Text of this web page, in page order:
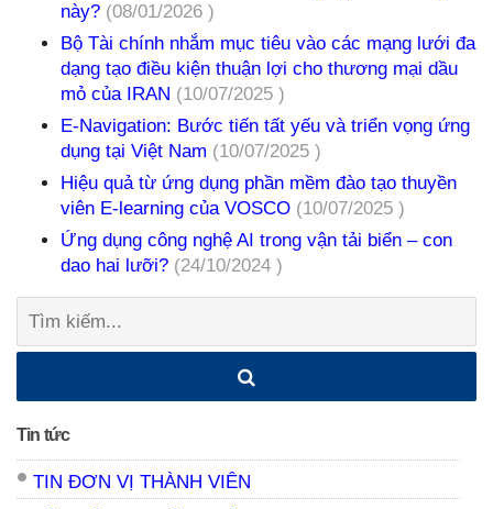
này? (08/01/2026 )
Bộ Tài chính nhắm mục tiêu vào các mạng lưới đa
dạng tạo điều kiện thuận lợi cho thương mại dầu
mỏ của IRAN (10/07/2025 )
E-Navigation: Bước tiến tất yếu và triển vọng ứng
dụng tại Việt Nam (10/07/2025 )
Hiệu quả từ ứng dụng phần mềm đào tạo thuyền
viên E-learning của VOSCO (10/07/2025 )
Ứng dụng công nghệ AI trong vận tải biển – con
dao hai lưỡi? (24/10/2024 )
Tìm
kiếm:
Tin tức
TIN ĐƠN VỊ THÀNH VIÊN